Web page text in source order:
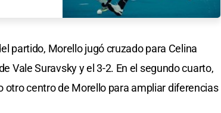
partido, Morello jugó cruzado para Celina
Vale Suravsky y el 3-2. En el segundo cuarto,
otro centro de Morello para ampliar diferencias